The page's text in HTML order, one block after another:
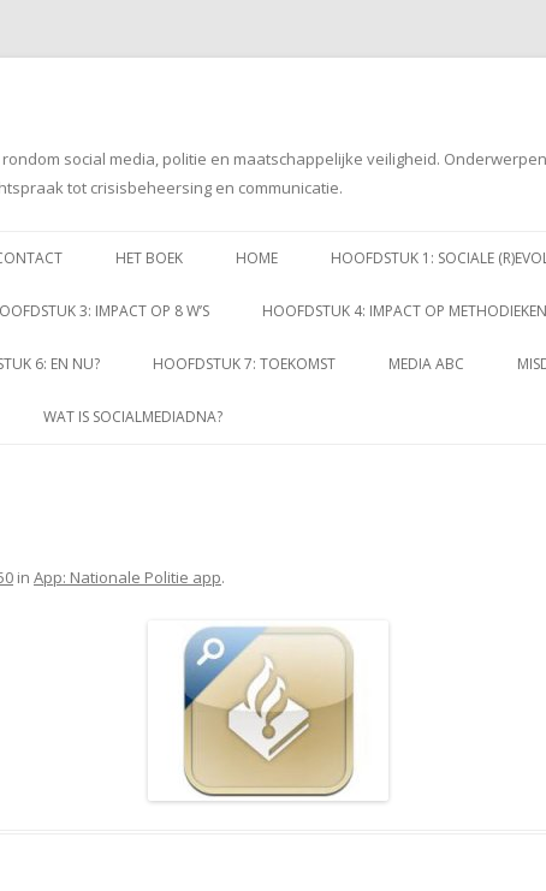
social media, politie en maatschappelijke veiligheid.
tot crisisbeheersing en communicatie.
naar
HET BOEK HOME HOOFDSTUK 1: SOCIALE
3: IMPACT OP 8 W’S HOOFDSTUK 4: IMPACT OP METHODIEKEN
6: EN NU? HOOFDSTUK 7: TOEKOMST MEDIA ABC
WAT IS SOCIALMEDIADNA?
in App: Nationale Politie app.